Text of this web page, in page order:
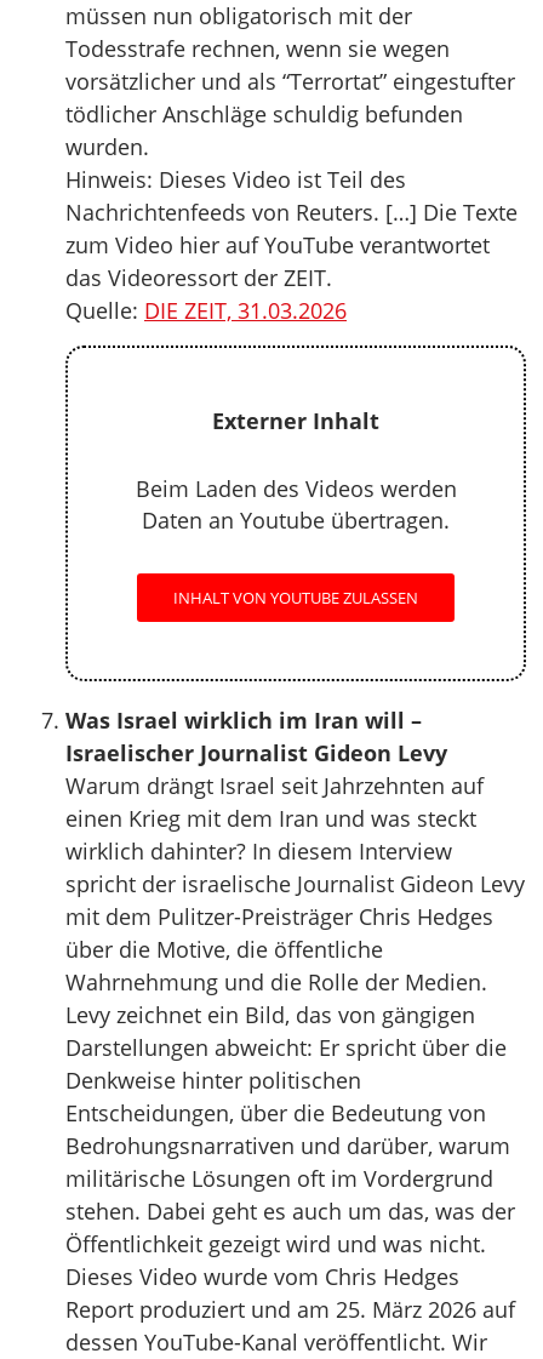
müssen nun obligatorisch mit der
Todesstrafe rechnen, wenn sie wegen
vorsätzlicher und als “Terrortat” eingestufter
tödlicher Anschläge schuldig befunden
wurden.
Hinweis: Dieses Video ist Teil des
Nachrichtenfeeds von Reuters. […] Die Texte
zum Video hier auf YouTube verantwortet
das Videoressort der ZEIT.
Quelle: DIE ZEIT, 31.03.2026
Externer Inhalt
Beim Laden des Videos werden
Daten an Youtube übertragen.
INHALT VON YOUTUBE ZULASSEN
Was Israel wirklich im Iran will –
Israelischer Journalist Gideon Levy
Warum drängt Israel seit Jahrzehnten auf
einen Krieg mit dem Iran und was steckt
wirklich dahinter? In diesem Interview
spricht der israelische Journalist Gideon Levy
mit dem Pulitzer-Preisträger Chris Hedges
über die Motive, die öffentliche
Wahrnehmung und die Rolle der Medien.
Levy zeichnet ein Bild, das von gängigen
Darstellungen abweicht: Er spricht über die
Denkweise hinter politischen
Entscheidungen, über die Bedeutung von
Bedrohungsnarrativen und darüber, warum
militärische Lösungen oft im Vordergrund
stehen. Dabei geht es auch um das, was der
Öffentlichkeit gezeigt wird und was nicht.
Dieses Video wurde vom Chris Hedges
Report produziert und am 25. März 2026 auf
dessen YouTube-Kanal veröffentlicht. Wir